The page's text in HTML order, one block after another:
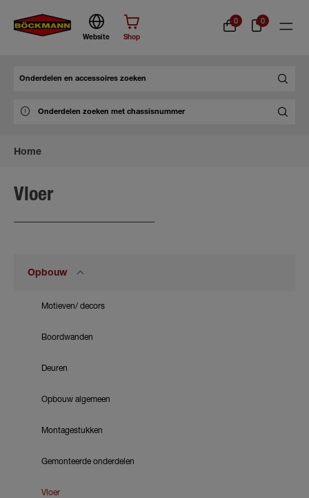
Website Shop
0 0
Home
Vloer
Opbouw
Motieven/ decors
Boordwanden
Deuren
Opbouw algemeen
Montagestukken
Gemonteerde onderdelen
Vloer